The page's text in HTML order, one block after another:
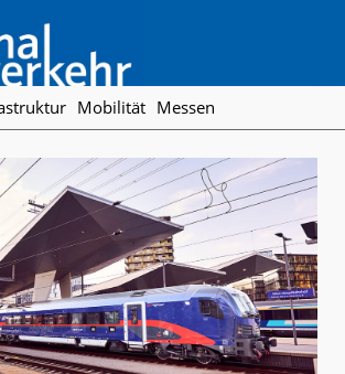
Mobilität Messen